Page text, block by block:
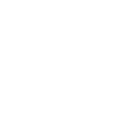
き作成されるも
) : 1000ppm、
、
、取り引きをい